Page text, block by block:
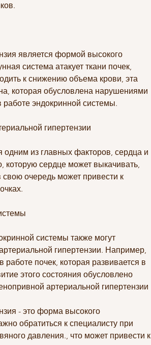
является формой высокого
система атакует ткани почек,
к снижению объема крови, эта
которая обусловлена нарушениями
эндокринной системы.
гипертензии
из главных факторов, сердца и
сердце может выкачивать,
свою очередь может привести к
системы также могут
гипертензии. Например,
почек, которая развивается в
этого состояния обусловлено
артериальной гипертензии
- это форма высокого
обратиться к специалисту при
давления., что может привести к